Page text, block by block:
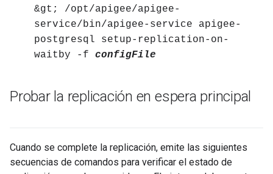
&gt; /opt/apigee/apigee-
service/bin/apigee-service apigee-
postgresql setup-replication-on-
waitby -f configFile
Probar la replicación en espera principal
Cuando se complete la replicación, emite las siguientes
secuencias de comandos para verificar el estado de